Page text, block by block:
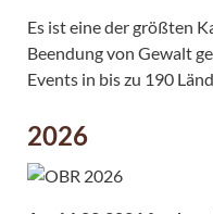
Es ist eine der größten
Beendung von Gewalt
Events in bis zu 190
2026